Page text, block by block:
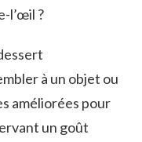
l’œil ?
à un objet ou
améliorées pour
un goût